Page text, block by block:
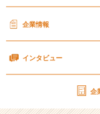
企業情報
インタビュー
企